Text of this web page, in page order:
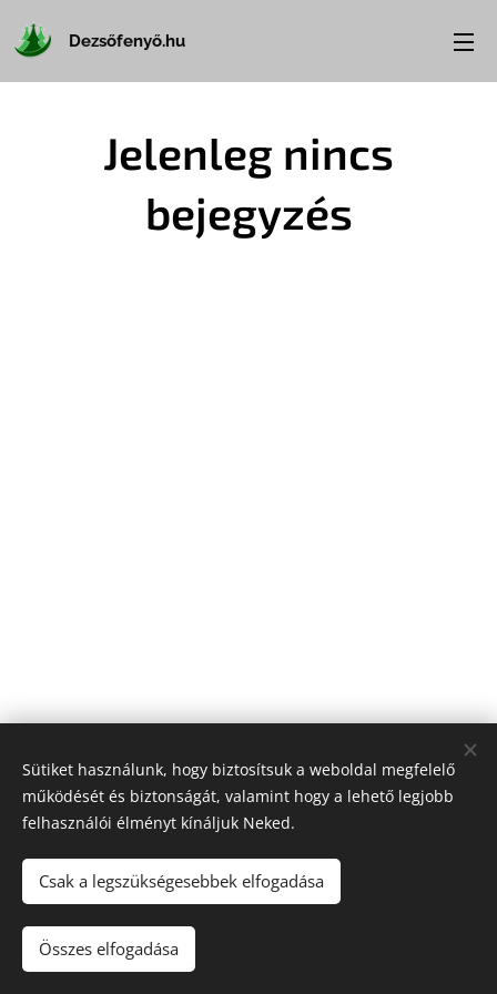
Dezsőfenyő.hu
Jelenleg nincs
bejegyzés
© 2024 Minden jog fenntartva
Webnode
Sütiket használunk, hogy biztosítsuk a weboldal megfelelő
működését és biztonságát, valamint hogy a lehető legjobb
felhasználói élményt kínáljuk Neked.
Csak a legszükségesebbek elfogadása
Összes elfogadása